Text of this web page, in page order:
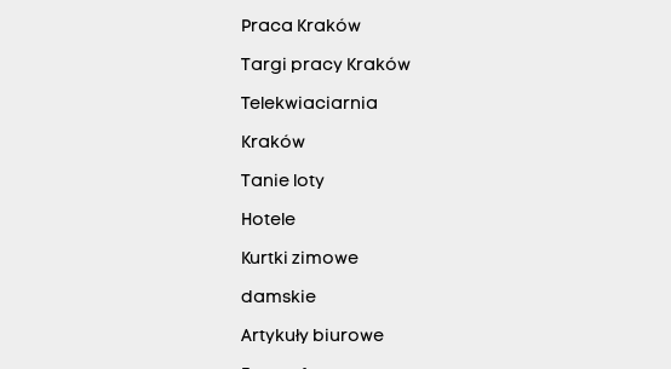
Praca Kraków
Targi pracy Kraków
Telekwiaciarnia
Kraków
Tanie loty
Hotele
Kurtki zimowe
damskie
Artykuły biurowe